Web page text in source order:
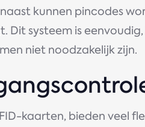
kunnen pincodes
Dit systeem is
niet noodzakelijk zijn.
kaarten, bieden veel